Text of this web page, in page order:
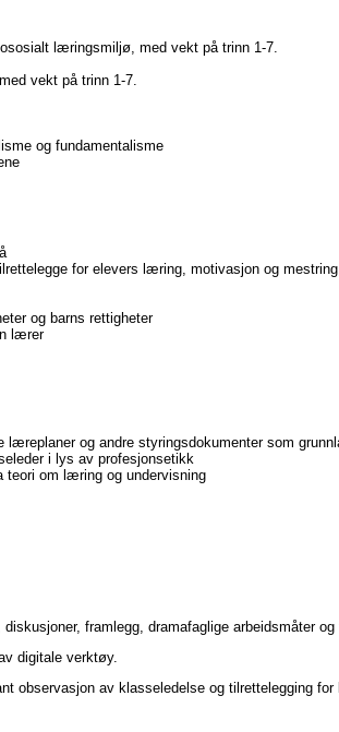
læringsmiljø, med vekt på trinn 1-7.
vekt på trinn 1-7.
og fundamentalisme
for elevers læring, motivasjon og
og barns rettigheter
lærer
og andre styringsdokumenter som
i lys av profesjonsetikk
teori om læring og undervisning
framlegg, dramafaglige arbeidsmåter og
digitale verktøy.
observasjon av klasseledelse og tilrettelegging